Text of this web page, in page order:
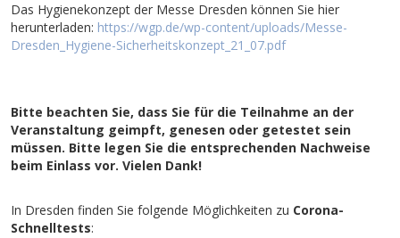
Das Hygienekonzept der Messe Dresden können Sie hier
herunterladen: https://wgp.de/wp-content/uploads/Messe-
Dresden_Hygiene-Sicherheitskonzept_21_07.pdf
Bitte beachten Sie, dass Sie für die Teilnahme an der
Veranstaltung geimpft, genesen oder getestet sein
müssen. Bitte legen Sie die entsprechenden Nachweise
beim Einlass vor. Vielen Dank!
In Dresden finden Sie folgende Möglichkeiten zu Corona-
Schnelltests: